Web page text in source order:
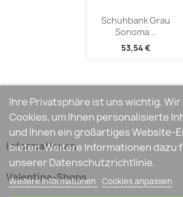
Schuhbank Grau
Sonoma...
53,54 €
Informationen
Valentina-Shops
Ihre Privatsphäre ist uns wichtig.
Cookies, um Ihnen personalisierte
und Ihnen ein großartiges Website-
bieten. Weitere Informationen dazu
unserer Datenschutzrichtlinie.
Weitere Informationen Cookies anpassen